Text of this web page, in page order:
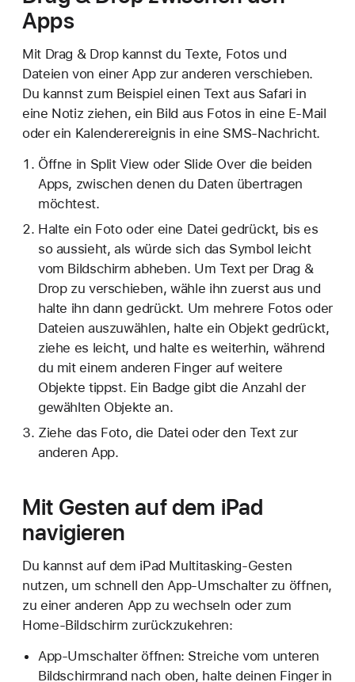
Apps
Mit Drag & Drop kannst du Texte, Fotos und
Dateien von einer App zur anderen verschieben.
Du kannst zum Beispiel einen Text aus Safari in
eine Notiz ziehen, ein Bild aus Fotos in eine E-Mail
oder ein Kalenderereignis in eine SMS-Nachricht.
Öffne in Split View oder Slide Over die beiden
Apps, zwischen denen du Daten übertragen
möchtest.
Halte ein Foto oder eine Datei gedrückt, bis es
so aussieht, als würde sich das Symbol leicht
vom Bildschirm abheben. Um Text per Drag &
Drop zu verschieben, wähle ihn zuerst aus und
halte ihn dann gedrückt. Um mehrere Fotos oder
Dateien auszuwählen, halte ein Objekt gedrückt,
ziehe es leicht, und halte es weiterhin, während
du mit einem anderen Finger auf weitere
Objekte tippst. Ein Badge gibt die Anzahl der
gewählten Objekte an.
Ziehe das Foto, die Datei oder den Text zur
anderen App.
Mit Gesten auf dem iPad
navigieren
Du kannst auf dem iPad Multitasking-Gesten
nutzen, um schnell den App-Umschalter zu öffnen,
zu einer anderen App zu wechseln oder zum
Home-Bildschirm zurückzukehren:
App-Umschalter öffnen: Streiche vom unteren
Bildschirmrand nach oben, halte deinen Finger in